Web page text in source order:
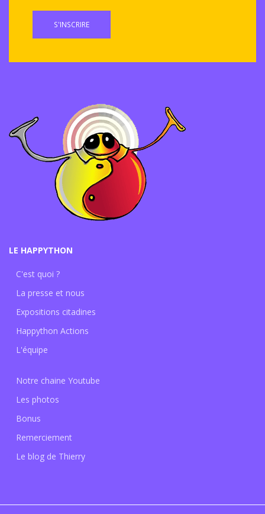
S'INSCRIRE
LE HAPPYTHON
C'est quoi ?
La presse et nous
Expositions citadines
Happython Actions
L'équipe
Notre chaine Youtube
Les photos
Bonus
Remerciement
Le blog de Thierry